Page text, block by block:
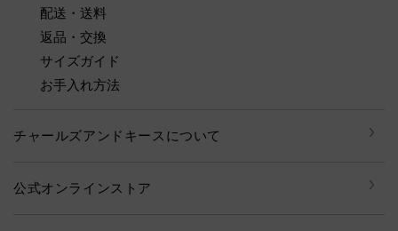
配送・送料
返品・交換
サイズガイド
お手入れ方法
チャールズアンドキースについて
公式オンラインストア